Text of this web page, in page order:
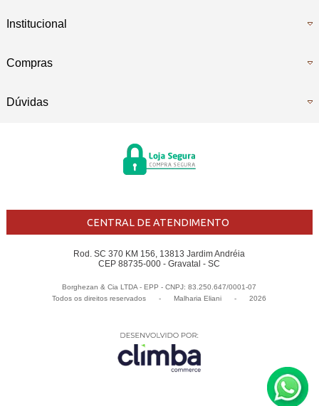
Institucional
Compras
Dúvidas
CENTRAL DE ATENDIMENTO
Rod. SC 370 KM 156, 13813 Jardim Andréia
CEP 88735-000 - Gravatal - SC
Borghezan & Cia LTDA - EPP - CNPJ: 83.250.647/0001-07
Todos os direitos reservados
- Malharia Eliani - 2026